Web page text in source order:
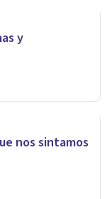
y
nos sintamos